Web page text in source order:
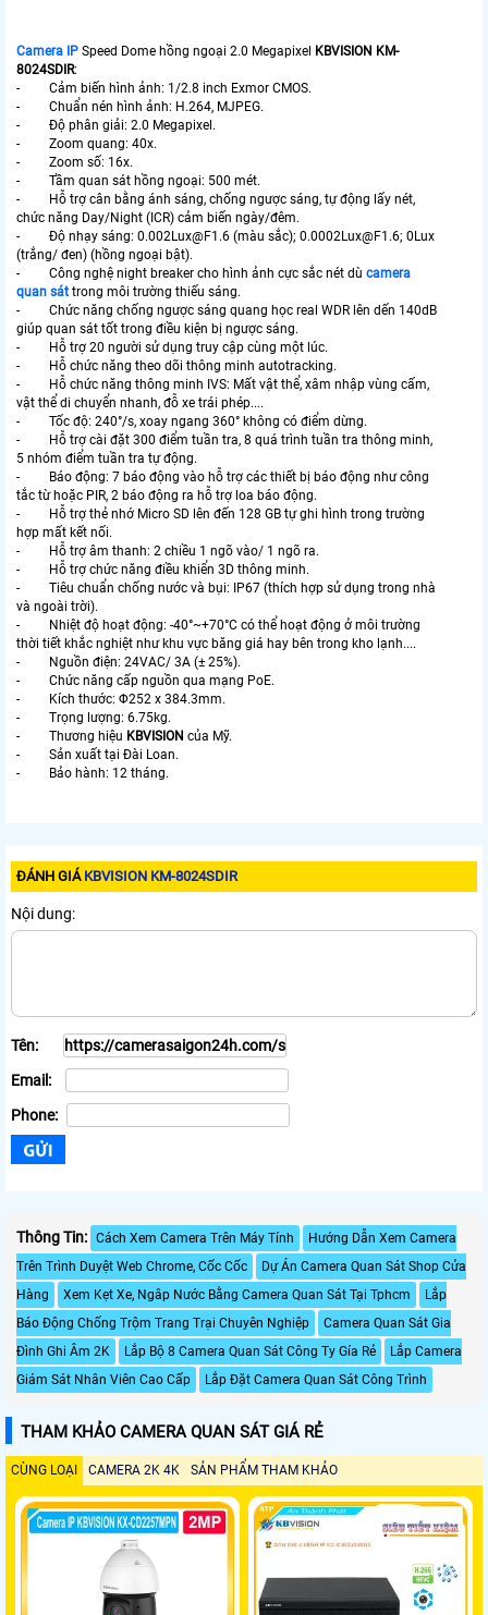
Camera IP Speed Dome hồng ngoại 2.0 Megapixel KBVISION KM-
8024SDIR:
- Cảm biến hình ảnh: 1/2.8 inch Exmor CMOS.
- Chuẩn nén hình ảnh: H.264, MJPEG.
- Độ phân giải: 2.0 Megapixel.
- Zoom quang: 40x.
- Zoom số: 16x.
- Tầm quan sát hồng ngoại: 500 mét.
- Hỗ trợ cân bằng ánh sáng, chống ngược sáng, tự động lấy nét,
chức năng Day/Night (ICR) cảm biến ngày/đêm.
- Độ nhạy sáng: 0.002Lux@F1.6 (màu sắc); 0.0002Lux@F1.6; 0Lux
(trắng/ đen) (hồng ngoại bật).
- Công nghệ night breaker cho hình ảnh cực sắc nét dù camera
quan sát trong môi trường thiếu sáng.
- Chức năng chống ngược sáng quang học real WDR lên dến 140dB
giúp quan sát tốt trong điều kiện bị ngược sáng.
- Hỗ trợ 20 người sử dụng truy cập cùng một lúc.
- Hỗ chức năng theo dõi thông minh autotracking.
- Hỗ chức năng thông minh IVS: Mất vật thể, xâm nhập vùng cấm,
vật thể di chuyển nhanh, đỗ xe trái phép....
- Tốc độ: 240°/s, xoay ngang 360° không có điểm dừng.
- Hỗ trợ cài đặt 300 điểm tuần tra, 8 quá trình tuần tra thông minh,
5 nhóm điểm tuần tra tự động.
- Báo động: 7 báo động vào hỗ trợ các thiết bị báo động như công
tắc từ hoặc PIR, 2 báo động ra hỗ trợ loa báo động.
- Hỗ trợ thẻ nhớ Micro SD lên đến 128 GB tự ghi hình trong trường
hợp mất kết nối.
- Hỗ trợ âm thanh: 2 chiều 1 ngõ vào/ 1 ngõ ra.
- Hỗ trợ chức năng điều khiển 3D thông minh.
- Tiêu chuẩn chống nước và bụi: IP67 (thích hợp sử dụng trong nhà
và ngoài trời).
- Nhiệt độ hoạt động: -40°~+70°C có thể hoạt động ở môi trường
thời tiết khắc nghiệt như khu vực băng giá hay bên trong kho lạnh....
- Nguồn điện: 24VAC/ 3A (± 25%).
- Chức năng cấp nguồn qua mạng PoE.
- Kích thước: Φ252 x 384.3mm.
- Trọng lượng: 6.75kg.
- Thương hiệu KBVISION của Mỹ.
- Sản xuất tại Đài Loan.
- Bảo hành: 12 tháng.
ĐÁNH GIÁ KBVISION KM-8024SDIR
Nội dung:
Tên:
Email:
Phone:
Thông Tin: Cách Xem Camera Trên Máy Tính
Hướng Dẫn Xem Camera
Trên Trình Duyệt Web Chrome, Cốc Cốc
Dự Án Camera Quan Sát Shop Cửa
Hàng
Xem Kẹt Xe, Ngâp Nước Bằng Camera Quan Sát Tại Tphcm
Lắp
Báo Động Chống Trộm Trang Trại Chuyên Nghiệp
Camera Quan Sát Gia
Đình Ghi Âm 2K
Lắp Bộ 8 Camera Quan Sát Công Ty Gía Rẻ
Lắp Camera
Giám Sát Nhân Viên Cao Cấp
Lắp Đặt Camera Quan Sát Công Trình
THAM KHẢO CAMERA QUAN SÁT GIÁ RẺ
CÙNG LOẠI CAMERA 2K 4K SẢN PHẨM THAM KHẢO